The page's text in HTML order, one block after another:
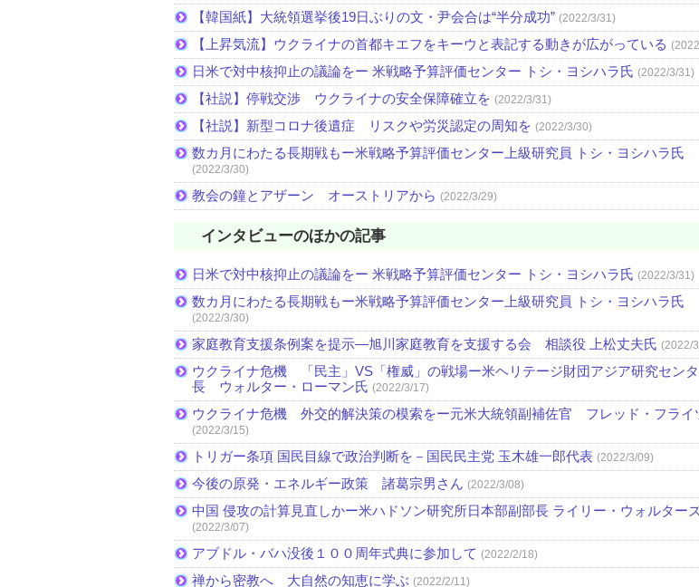
【韓国紙】大統領選挙後19日ぶりの文・尹会合は“半分成功” (2022/3/31)
【上昇気流】ウクライナの首都キエフをキーウと表記する動きが広がっている
日米で対中核抑止の議論をー 米戦略予算評価センター トシ・ヨシハラ氏 (2022/3/31)
【社説】停戦交渉 ウクライナの安全保障確立を (2022/3/31)
【社説】新型コロナ後遺症 リスクや労災認定の周知を (2022/3/30)
数カ月にわたる長期戦もー米戦略予算評価センター上級研究員 トシ・ヨシハラ氏
(2022/3/30)
教会の鐘とアザーン オーストリアから (2022/3/29)
インタビューのほかの記事
日米で対中核抑止の議論をー 米戦略予算評価センター トシ・ヨシハラ氏 (2022/3/31)
数カ月にわたる長期戦もー米戦略予算評価センター上級研究員 トシ・ヨシハラ氏
(2022/3/30)
家庭教育支援条例案を提示―旭川家庭教育を支援する会 相談役 上松丈夫氏 (2022/
ウクライナ危機 「民主」VS「権威」の戦場ー米ヘリテージ財団アジア研究セン
長 ウォルター・ローマン氏 (2022/3/17)
ウクライナ危機 外交的解決策の模索をー元米大統領副補佐官 フレッド・フライ
(2022/3/15)
トリガー条項 国民目線で政治判断を－国民民主党 玉木雄一郎代表 (2022/3/09)
今後の原発・エネルギー政策 諸葛宗男さん (2022/3/08)
中国 侵攻の計算見直しかー米ハドソン研究所日本部副部長 ライリー・ウォルター
(2022/3/07)
アブドル・バハ没後１００周年式典に参加して (2022/2/18)
禅から密教へ 大自然の知恵に学ぶ (2022/2/11)